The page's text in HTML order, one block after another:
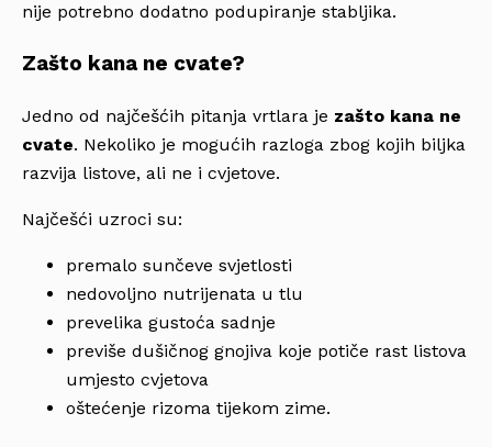
nije potrebno dodatno podupiranje stabljika.
Zašto kana ne cvate?
Jedno od najčešćih pitanja vrtlara je zašto kana ne
cvate. Nekoliko je mogućih razloga zbog kojih biljka
razvija listove, ali ne i cvjetove.
Najčešći uzroci su:
premalo sunčeve svjetlosti
nedovoljno nutrijenata u tlu
prevelika gustoća sadnje
previše dušičnog gnojiva koje potiče rast listova
umjesto cvjetova
oštećenje rizoma tijekom zime.